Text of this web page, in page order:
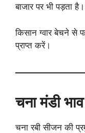
बाजार पर भी पड़ता है।
किसान ग्वार बेचने से
प्राप्त करें।
चना मंडी
चना रबी सीजन की